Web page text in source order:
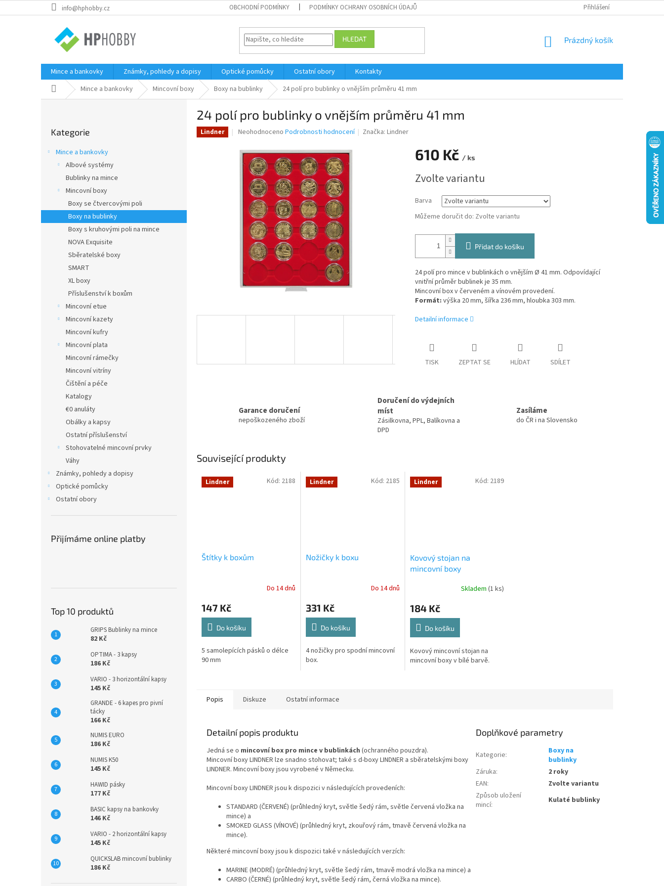
na
info@hphobby.cz OBCHODNÍ PODMÍNKY PODMÍNKY OCHRANY OSOBNÍCH ÚDAJŮ Přihlášení
HLEDAT
NÁKUPNÍ
Prázdný košík
Mince a bankovky Známky, pohledy a dopisy Optické pomůcky Ostatní obory
Kontakty
Domů Mince a bankovky Mincovní boxy Boxy na bublinky 24 polí pro bublinky o vnějším průměru 41 mm
a
n
kategorie
Kategorie
Mince a bankovky
Albové systémy
Bublinky na mince
Mincovní boxy
Boxy se čtvercovými poli
Boxy na bublinky
Boxy s kruhovými poli na mince
NOVA Exquisite
Sběratelské boxy
SMART
XL boxy
Příslušenství k boxům
Mincovní etue
Mincovní kazety
Mincovní kufry
Mincovní plata
Mincovní rámečky
Mincovní vitríny
Čištění a péče
Katalogy
€0 anuláty
Obálky a kapsy
Ostatní příslušenství
Stohovatelné mincovní prvky
Váhy
Známky, pohledy a dopisy
Optické pomůcky
Ostatní obory
Přijímáme online platby
Top 10 produktů
GRIPS Bublinky na mince
82 Kč
OPTIMA - 3 kapsy
186 Kč
VARIO - 3 horizontální kapsy
145 Kč
GRANDE - 6 kapes pro pivní
tácky
166 Kč
NUMIS EURO
186 Kč
NUMIS K50
145 Kč
HAWID pásky
177 Kč
BASIC kapsy na bankovky
146 Kč
VARIO - 2 horizontální kapsy
145 Kč
QUICKSLAB mincovní bublinky
186 Kč
24 polí pro bublinky o vnějším průměru 41 mm
Lindner
Průměrné
produktu
hvězdiček.
Neohodnoceno Podrobnosti hodnocení Značka:Lindner
610 Kč / ks
cena:
Zvolte variantu
Barva
Můžeme doručit do: Zvolte variantu
Přidat do košíku
24 polí pro mince v bublinkách o vnějším Ø 41 mm. Odpovídající
vnitřní průměr bublinek je 35 mm.
Mincovní box v červeném a vínovém provedení.
Formát: výška 20 mm, šířka 236 mm, hloubka 303 mm.
Detailní informace
TISK ZEPTAT SE HLÍDAT SDÍLET
Garance doručení
nepoškozeného zboží
Doručení do výdejních
míst
Zásilkovna, PPL, Balíkovna a
DPD
Zasíláme
do ČR i na Slovensko
Související produkty
Lindner
Štítky k boxům
Do 14 dnů
147 Kč
Do košíku
5 samolepících pásků o délce
90 mm
Kód: 2188 Lindner
Nožičky k boxu
Do 14 dnů
331 Kč
Do košíku
4 nožičky pro spodní mincovní
box.
Kód: 2185 Lindner
Kovový stojan na
mincovní boxy
Skladem(1 ks)
184 Kč
Do košíku
Kovový mincovní stojan na
mincovní boxy v bílé barvě.
Kód: 2189
Popis Diskuze Ostatní informace
Detailní popis produktu
Jedná se o mincovní box pro mince v bublinkách (ochranného pouzdra).
Mincovní boxy LINDNER lze snadno stohovat; také s d-boxy LINDNER a sběratelskými boxy
LINDNER. Mincovní boxy jsou vyrobené v Německu.
Mincovní boxy LINDNER jsou k dispozici v následujících provedeních:
STANDARD (ČERVENÉ) (průhledný kryt, světle šedý rám, světle červená vložka na
mince) a
SMOKED GLASS (VÍNOVÉ) (průhledný kryt, zkouřový rám, tmavě červená vložka na
mince).
Některé mincovní boxy jsou k dispozici také v následujících verzích:
MARINE (MODRÉ) (průhledný kryt, světle šedý rám, tmavě modrá vložka na mince) a
CARBO (ČERNÉ) (průhledný kryt, světle šedý rám, černá vložka na mince).
Doplňkové parametry
Kategorie:
Boxy na
bublinky
Záruka:
2 roky
EAN:
Zvolte variantu
Způsob uložení
mincí: Kulaté bublinky